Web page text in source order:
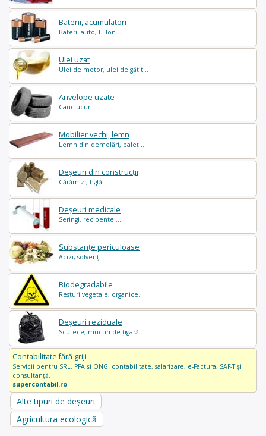
Baterii, acumulatori
Baterii auto, Li-Ion...
Ulei uzat
Ulei de motor, ulei de gătit...
Anvelope uzate
Cauciucuri...
Mobilier vechi, lemn
Lemn din demolări, paleți...
Deșeuri din construcții
Cărămizi, tiglă...
Deșeuri medicale
Seringi, recipente ...
Substanțe periculoase
Acizi, solvenți ...
Biodegradabile
Resturi vegetale, organice..
Deșeuri reziduale
Scutece, mucuri de țigară..
Contabilitate fără griji
Servicii pentru SRL, PFA și ONG: contabilitate, salarizare, e-Factura, SAF-T și
consultanță.
supercontabil.ro
Alte tipuri de deșeuri
Agricultura ecologică